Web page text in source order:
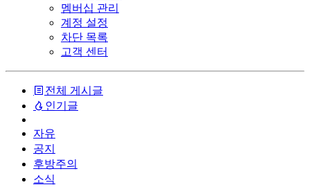
멤버십 관리
계정 설정
차단 목록
고객 센터
전체 게시글
인기글
자유
공지
후방주의
소식